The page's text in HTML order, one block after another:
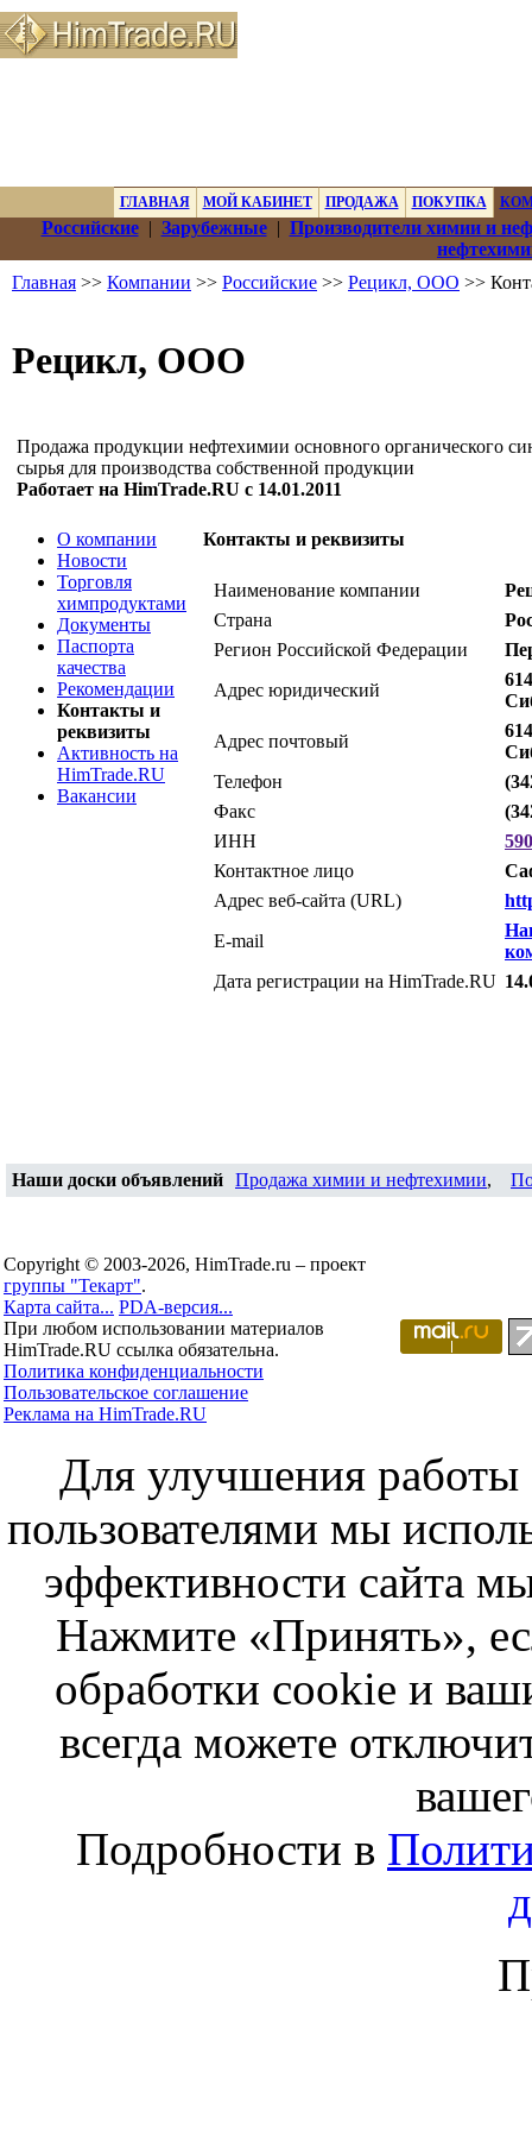
ГЛАВНАЯ МОЙ КАБИНЕТ ПРОДАЖА ПОКУПКА
Российские| Зарубежные| Производители химии и
Главная >> Компании >> Российские >> Рецикл, ООО >>
Рецикл, ООО
Продажа продукции нефтехимии основного органического
сырья для производства собственной продукции
Работает на HimTrade.RU с 14.01.2011
О компании
Новости
Торговля
химпродуктами
Документы
Паспорта
качества
Рекомендации
Контакты и
реквизиты
Активность на
HimTrade.RU
Вакансии
Контакты и реквизиты
Наименование компании
Страна
Регион Российской Федерации
Адрес юридический
Адрес почтовый
Телефон
Факс
ИНН
Контактное лицо
Адрес веб-сайта (URL)
E-mail
Дата регистрации на HimTrade.RU
Наши доски объявлений Продажа химии и нефтехимии,
Copyright © 2003-2026, HimTrade.ru – проект
группы "Текарт".
Карта сайта... PDA-версия...
При любом использовании материалов
HimTrade.RU ссылка обязательна.
Политика конфиденциальности
Пользовательское соглашение
Реклама на HimTrade.RU
Для улучшения работы
пользователями мы
эффективности сайта
Нажмите «Принять»,
обработки cookie и
всегда можете
Подробности в